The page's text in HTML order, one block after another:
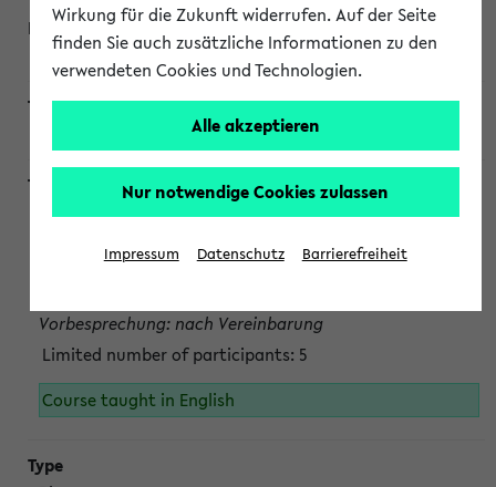
200923
Wendisch, Peters-Wendisch, Stegelmann
Projektmodul "Bakterielle Biotechnologie"
Persönliche Anmeldung beim Veranstalter ist unbedingt
Vorbesprechung: nach Vereinbarung
Limited number of participants: 5
Course taught in English
Wirkung für die Zukunft widerrufen. Auf der Seite
finden Sie auch zusätzliche Informationen zu den
verwendeten Cookies und Technologien.
Alle akzeptieren
Nur notwendige Cookies zulassen
Impressum Datenschutz Barrierefreiheit